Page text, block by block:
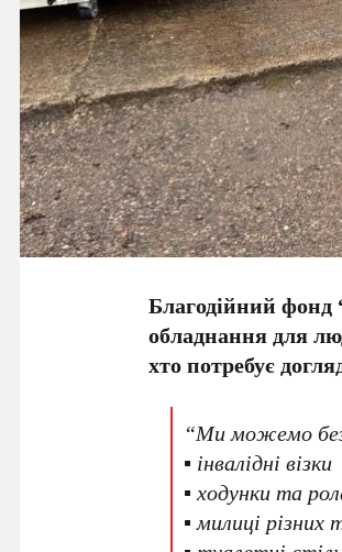
Благодійний
обладнання для
хто потребує
“Ми можемо
▪️ інвалідні візки
▪️ ходунки та
▪️ милиці